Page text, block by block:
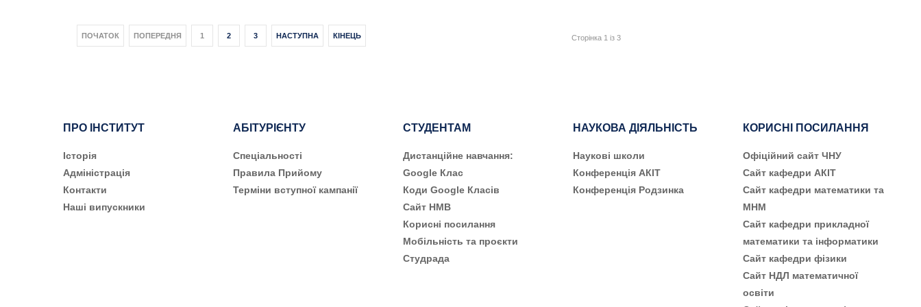
ПОЧАТОК ПОПЕРЕДНЯ 1 2 3 НАСТУПНА КІНЕЦЬ Сторінка 1 із 3
ПРО ІНСТИТУТ
Історія
Адміністрація
Контакти
Наші випускники
АБІТУРІЄНТУ
Cпеціальності
Правила Прийому
Терміни вступної кампанії
СТУДЕНТАМ
Дистанційне навчання:
Google Клас
Коди Google Класів
Сайт НМВ
Корисні посилання
Мобільність та проєкти
Студрада
НАУКОВА ДІЯЛЬНІСТЬ
Наукові школи
Конференція АКІТ
Конференція Родзинка
КОРИСНІ ПОСИЛАННЯ
Офіційний сайт ЧНУ
Сайт кафедри АКІТ
Сайт кафедри математики та
МНМ
Сайт кафедри прикладної
математики та інформатики
Сайт кафедри фізики
Сайт НДЛ математичної
освіти